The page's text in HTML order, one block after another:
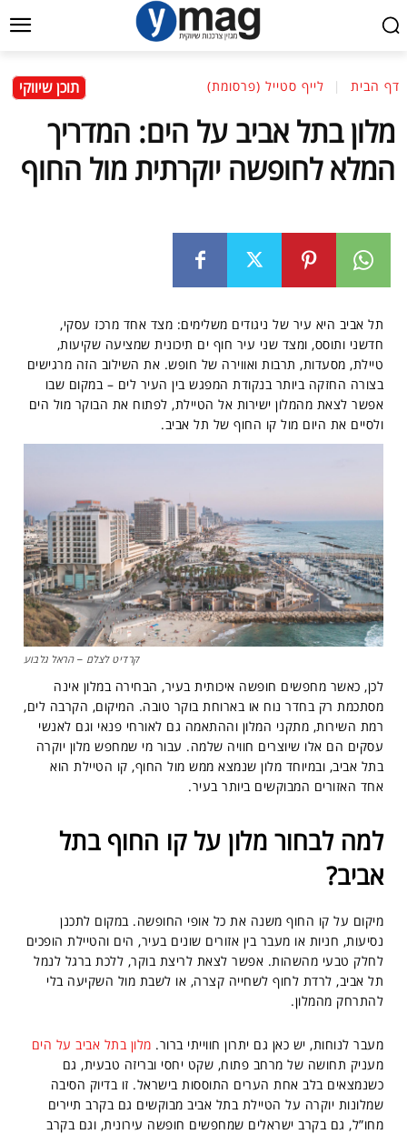
דף הבית לייף סטייל (פרסומת) תוכן שיווקי
מלון בתל אביב על הים: המדריך
המלא לחופשה יוקרתית מול החוף
תל אביב היא עיר של ניגודים משלימים: מצד אחד מרכז עסקי,
חדשני ותוסס, ומצד שני עיר חוף ים תיכונית שמציעה שקיעות,
טיילת, מסעדות, תרבות ואווירה של חופש. את השילוב הזה מרגישים
בצורה החזקה ביותר בנקודת המפגש בין העיר לים – במקום שבו
אפשר לצאת מהמלון ישירות אל הטיילת, לפתוח את הבוקר מול הים
ולסיים את היום מול קו החוף של תל אביב.
קרדיט לצלם – הראל גלבוע
לכן, כאשר מחפשים חופשה איכותית בעיר, הבחירה במלון אינה
מסתכמת רק בחדר נוח או בארוחת בוקר טובה. המיקום, הקרבה לים,
רמת השירות, מתקני המלון וההתאמה גם לאורחי פנאי וגם לאנשי
עסקים הם אלו שיוצרים חוויה שלמה. עבור מי שמחפש מלון יוקרה
בתל אביב, ובמיוחד מלון שנמצא ממש מול החוף, קו הטיילת הוא
אחד האזורים המבוקשים ביותר בעיר.
למה לבחור מלון על קו החוף בתל
אביב?
מיקום על קו החוף משנה את כל אופי החופשה. במקום לתכנן
נסיעות, חניות או מעבר בין אזורים שונים בעיר, הים והטיילת הופכים
לחלק טבעי מהשהות. אפשר לצאת לריצת בוקר, ללכת ברגל לנמל
תל אביב, לרדת לחוף לשחייה קצרה, או לשבת מול השקיעה בלי
להתרחק מהמלון.
מעבר לנוחות, יש כאן גם יתרון חווייתי ברור. מלון בתל אביב על הים
מעניק תחושה של מרחב פתוח, שקט יחסי ובריזה טבעית, גם
כשנמצאים בלב אחת הערים התוססות בישראל. זו בדיוק הסיבה
שמלונות יוקרה על הטיילת בתל אביב מבוקשים גם בקרב תיירים
מחו”ל, גם בקרב ישראלים שמחפשים חופשה עירונית, וגם בקרב